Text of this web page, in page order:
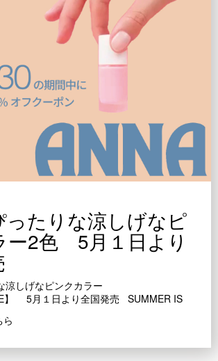
ったりな涼しげなピ
ー2色 5月１日より
涼しげなピンクカラー
】 5月１日より全国発売 SUMMER IS